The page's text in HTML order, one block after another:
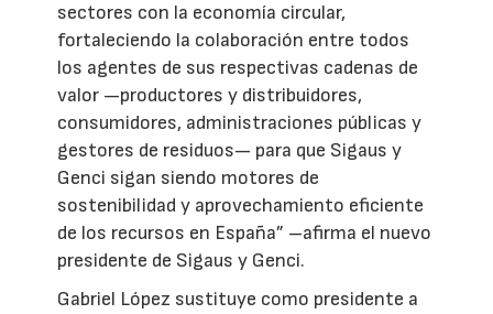
sectores con la economía circular,
fortaleciendo la colaboración entre todos
los agentes de sus respectivas cadenas de
valor —productores y distribuidores,
consumidores, administraciones públicas y
gestores de residuos— para que Sigaus y
Genci sigan siendo motores de
sostenibilidad y aprovechamiento eficiente
de los recursos en España” –afirma el nuevo
presidente de Sigaus y Genci.
Gabriel López sustituye como presidente a